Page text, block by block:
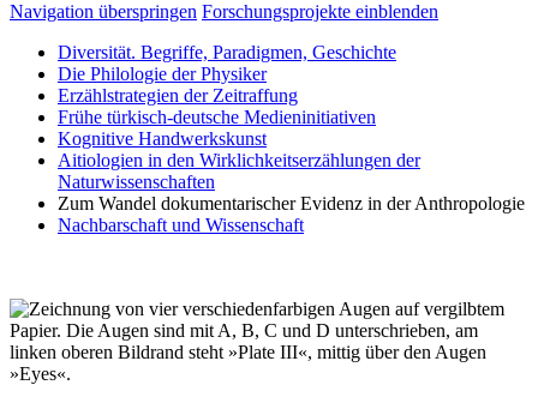
Navigation überspringen Forschungsprojekte einblenden
Diversität. Begriffe, Paradigmen, Geschichte
Die Philologie der Physiker
Erzählstrategien der Zeitraffung
Frühe türkisch-deutsche Medieninitiativen
Kognitive Handwerkskunst
Aitiologien in den Wirklichkeitserzählungen der
Naturwissenschaften
Zum Wandel dokumentarischer Evidenz in der Anthropologie
Nachbarschaft und Wissenschaft